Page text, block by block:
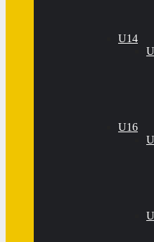
U14
U16